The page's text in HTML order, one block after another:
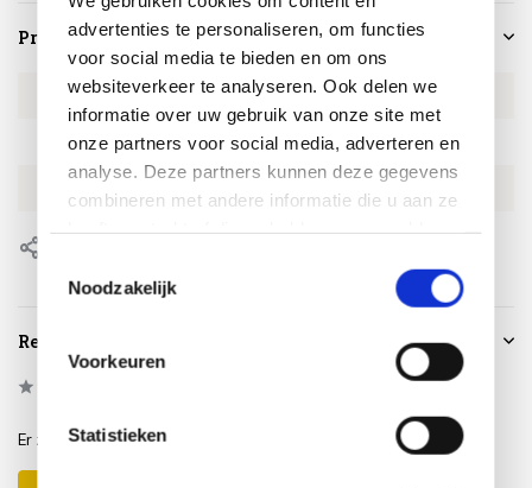
advertenties te personaliseren, om functies
voor social media te bieden en om ons
websiteverkeer te analyseren. Ook delen we
informatie over uw gebruik van onze site met
onze partners voor social media, adverteren en
analyse. Deze partners kunnen deze gegevens
combineren met andere informatie die u aan ze
Noodzakelijk
Voorkeuren
Statistieken
Productspecificaties
Artikelnummer BAN6F115
SKU BAN6F115
Reviews
Er zijn nog geen reviews geschreven over dit product..